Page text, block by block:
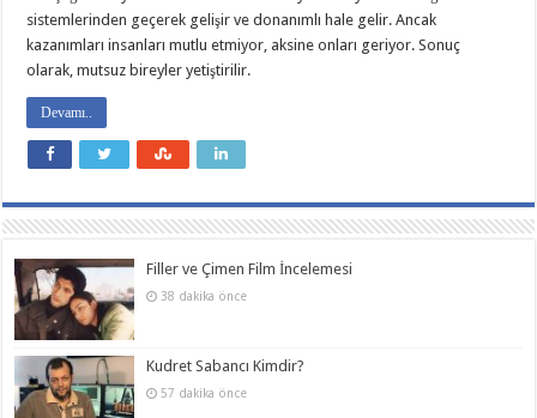
sistemlerinden geçerek gelişir ve donanımlı hale gelir. Ancak
kazanımları insanları mutlu etmiyor, aksine onları geriyor. Sonuç
olarak, mutsuz bireyler yetiştirilir.
Devamı..
Filler ve Çimen Film İncelemesi
38 dakika önce
Kudret Sabancı Kimdir?
57 dakika önce